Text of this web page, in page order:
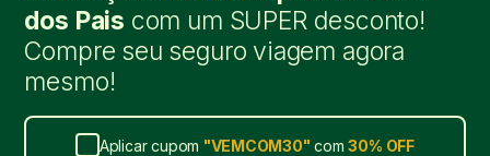
dos Pais com um SUPER desconto!
Compre seu seguro viagem agora
mesmo!
Aplicar cupom "VEMCOM30" com30% OFF